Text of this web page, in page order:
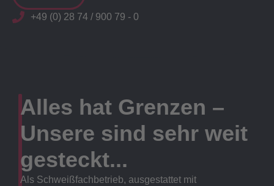
+49 (0) 28 74 / 900 79 - 0
Alles hat Grenzen –
Unsere sind sehr weit
gesteckt...
Als Schweißfachbetrieb, ausgestattet mit